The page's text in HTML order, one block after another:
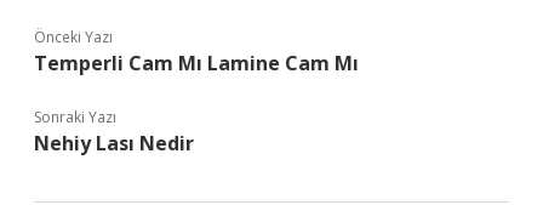
Önceki Yazı
Temperli Cam Mı Lamine Cam Mı
Sonraki Yazı
Nehiy Lası Nedir